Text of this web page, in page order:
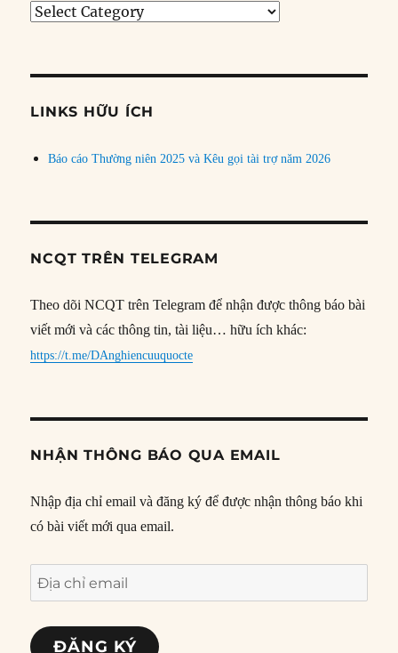
Tìm
đề
LINKS HỮU ÍCH
Báo cáo Thường niên 2025 và Kêu gọi tài trợ năm 2026
NCQT TRÊN TELEGRAM
Theo dõi NCQT trên Telegram để nhận được thông báo bài
viết mới và các thông tin, tài liệu… hữu ích khác:
https://t.me/DAnghiencuuquocte
NHẬN THÔNG BÁO QUA EMAIL
Nhập địa chỉ email và đăng ký để được nhận thông báo khi
có bài viết mới qua email.
Địa
chỉ
email
ĐĂNG KÝ